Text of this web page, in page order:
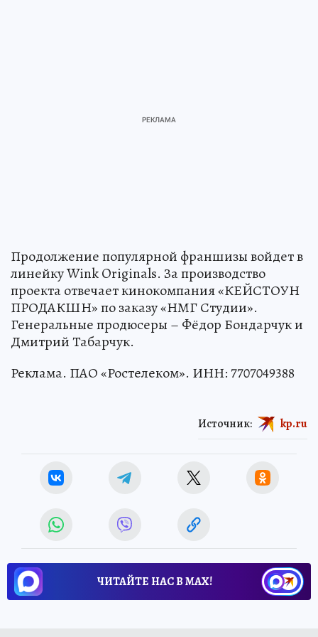
Продолжение популярной франшизы войдет в
линейку Wink Originals. За производство
проекта отвечает кинокомпания «КЕЙСТОУН
ПРОДАКШН» по заказу «НМГ Студии».
Генеральные продюсеры – Фёдор Бондарчук и
Дмитрий Табарчук.
Реклама. ПАО «Ростелеком». ИНН: 7707049388
Источник: kp.ru
ЧИТАЙТЕ НАС В МАХ!